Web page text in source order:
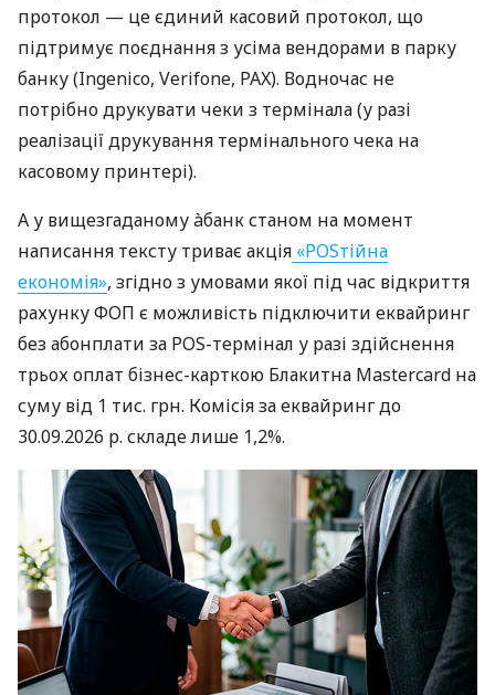
протокол — це єдиний касовий протокол, що
підтримує поєднання з усіма вендорами в парку
банку (Ingenico, Verifone, PAX). Водночас не
потрібно друкувати чеки з термінала (у разі
реалізації друкування термінального чека на
касовому принтері).
А у вищезгаданому àбанк станом на момент
написання тексту триває акція «POSтійна
економія», згідно з умовами якої під час відкриття
рахунку ФОП є можливість підключити еквайринг
без абонплати за POS-термінал у разі здійснення
трьох оплат бізнес-карткою Блакитна Mastercard на
суму від 1 тис. грн. Комісія за еквайринг до
30.09.2026 р. складе лише 1,2%.